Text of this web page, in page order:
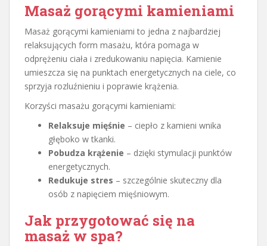
Masaż gorącymi kamieniami
Masaż gorącymi kamieniami to jedna z najbardziej
relaksujących form masażu, która pomaga w
odprężeniu ciała i zredukowaniu napięcia. Kamienie
umieszcza się na punktach energetycznych na ciele, co
sprzyja rozluźnieniu i poprawie krążenia.
Korzyści masażu gorącymi kamieniami:
Relaksuje mięśnie – ciepło z kamieni wnika
głęboko w tkanki.
Pobudza krążenie – dzięki stymulacji punktów
energetycznych.
Redukuje stres – szczególnie skuteczny dla
osób z napięciem mięśniowym.
Jak przygotować się na
masaż w spa?